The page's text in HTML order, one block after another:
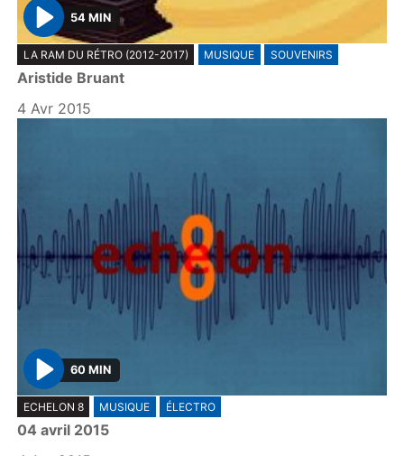
P
l
a
y
54 MIN
LA RAM DU RÉTRO (2012-2017) MUSIQUE SOUVENIRS
Aristide Bruant
4 Avr 2015
P
l
a
60 MIN
ECHELON 8 MUSIQUE ÉLECTRO
04 avril 2015